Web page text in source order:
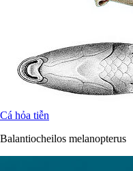
Cá hỏa tiễn
Balantiocheilos melanopterus